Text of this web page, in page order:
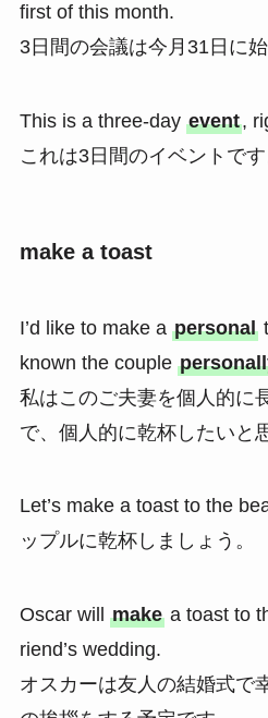
first of this month.
3日間の会議は今月31日に始
This is a three-day event,
これは3日間のイベントです
make a toast
I’d like to make a personal
known the couple
私はこのご夫妻を個人的に
で、個人的に乾杯したいと
Let’s make a toast to the
ップルに乾杯しましょう。
Oscar will makea toast to
riend’s wedding.
オスカーは友人の結婚式で